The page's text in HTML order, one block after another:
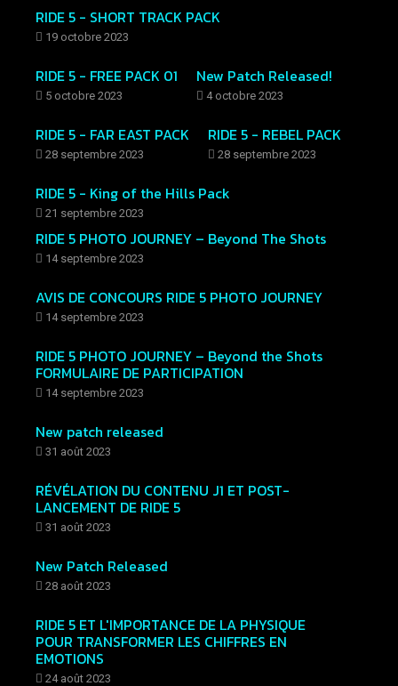
RIDE 5 - SHORT TRACK PACK
19 octobre 2023
RIDE 5 - FREE PACK 01
5 octobre 2023
New Patch Released!
4 octobre 2023
RIDE 5 - FAR EAST PACK
28 septembre 2023
RIDE 5 - REBEL PACK
28 septembre 2023
RIDE 5 - King of the Hills Pack
21 septembre 2023
RIDE 5 PHOTO JOURNEY – Beyond The Shots
14 septembre 2023
AVIS DE CONCOURS RIDE 5 PHOTO JOURNEY
14 septembre 2023
RIDE 5 PHOTO JOURNEY – Beyond the Shots
FORMULAIRE DE PARTICIPATION
14 septembre 2023
New patch released
31 août 2023
RÉVÉLATION DU CONTENU J1 ET POST-
LANCEMENT DE RIDE 5
31 août 2023
New Patch Released
28 août 2023
RIDE 5 ET L'IMPORTANCE DE LA PHYSIQUE
POUR TRANSFORMER LES CHIFFRES EN
EMOTIONS
24 août 2023